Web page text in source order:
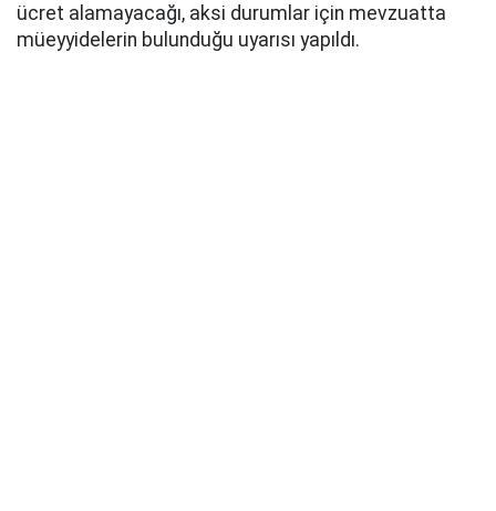
ücret alamayacağı, aksi durumlar için mevzuatta
müeyyidelerin bulunduğu uyarısı yapıldı.